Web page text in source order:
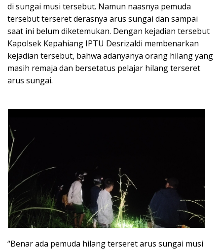
di sungai musi tersebut. Namun naasnya pemuda
tersebut terseret derasnya arus sungai dan sampai
saat ini belum diketemukan. Dengan kejadian tersebut
Kapolsek Kepahiang IPTU Desrizaldi membenarkan
kejadian tersebut, bahwa adanyanya orang hilang yang
masih remaja dan bersetatus pelajar hilang terseret
arus sungai.
“Benar ada pemuda hilang terseret arus sungai musi